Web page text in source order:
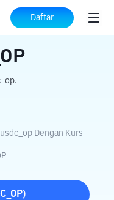
Daftar
ke USDC_OP
Dengan Kurs
)